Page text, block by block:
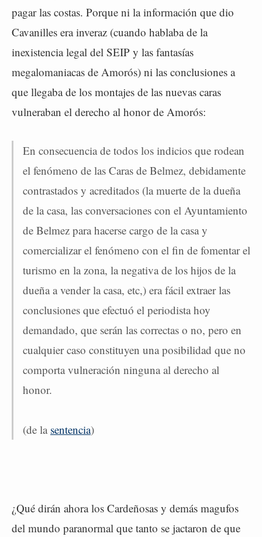
pagar las costas. Porque ni la información que dio
Cavanilles era inveraz (cuando hablaba de la
inexistencia legal del SEIP y las fantasías
megalomaniacas de Amorós) ni las conclusiones a
que llegaba de los montajes de las nuevas caras
vulneraban el derecho al honor de Amorós:
En consecuencia de todos los indicios que rodean
el fenómeno de las Caras de Belmez, debidamente
contrastados y acreditados (la muerte de la dueña
de la casa, las conversaciones con el Ayuntamiento
de Belmez para hacerse cargo de la casa y
comercializar el fenómeno con el fin de fomentar el
turismo en la zona, la negativa de los hijos de la
dueña a vender la casa, etc,) era fácil extraer las
conclusiones que efectuó el periodista hoy
demandado, que serán las correctas o no, pero en
cualquier caso constituyen una posibilidad que no
comporta vulneración ninguna al derecho al
honor.
(de la sentencia)
¿Qué dirán ahora los Cardeñosas y demás magufos
del mundo paranormal que tanto se jactaron de que